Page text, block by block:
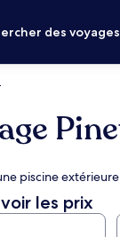
des voyages
piscine
les prix